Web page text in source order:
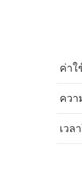
ค่าใ
ควา
เวล